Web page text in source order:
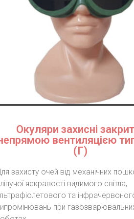
Окуляри захисні
вентиляцією
(Г)
захисту очей від механічних
яскравості видимого світла,
та
при